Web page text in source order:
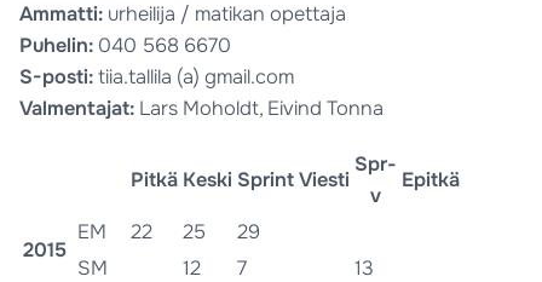
Ammatti: urheilija / matikan opettaja
Puhelin: 040 568 6670
S-posti:tiia.tallila (a) gmail.com
Valmentajat: Lars Moholdt, Eivind Tonna
Pitkä Keski SprintViesti
Spr-
v
Epitkä
2015
EM 22 25
29
SM
12 7 13